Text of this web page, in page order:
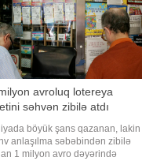
hapsola bilmi
avroluq lotereya
səhvən zibilə atdı
böyük şans qazanan, lakin
anlaşılma səbəbindən zibilə
1 milyon avro dəyərində